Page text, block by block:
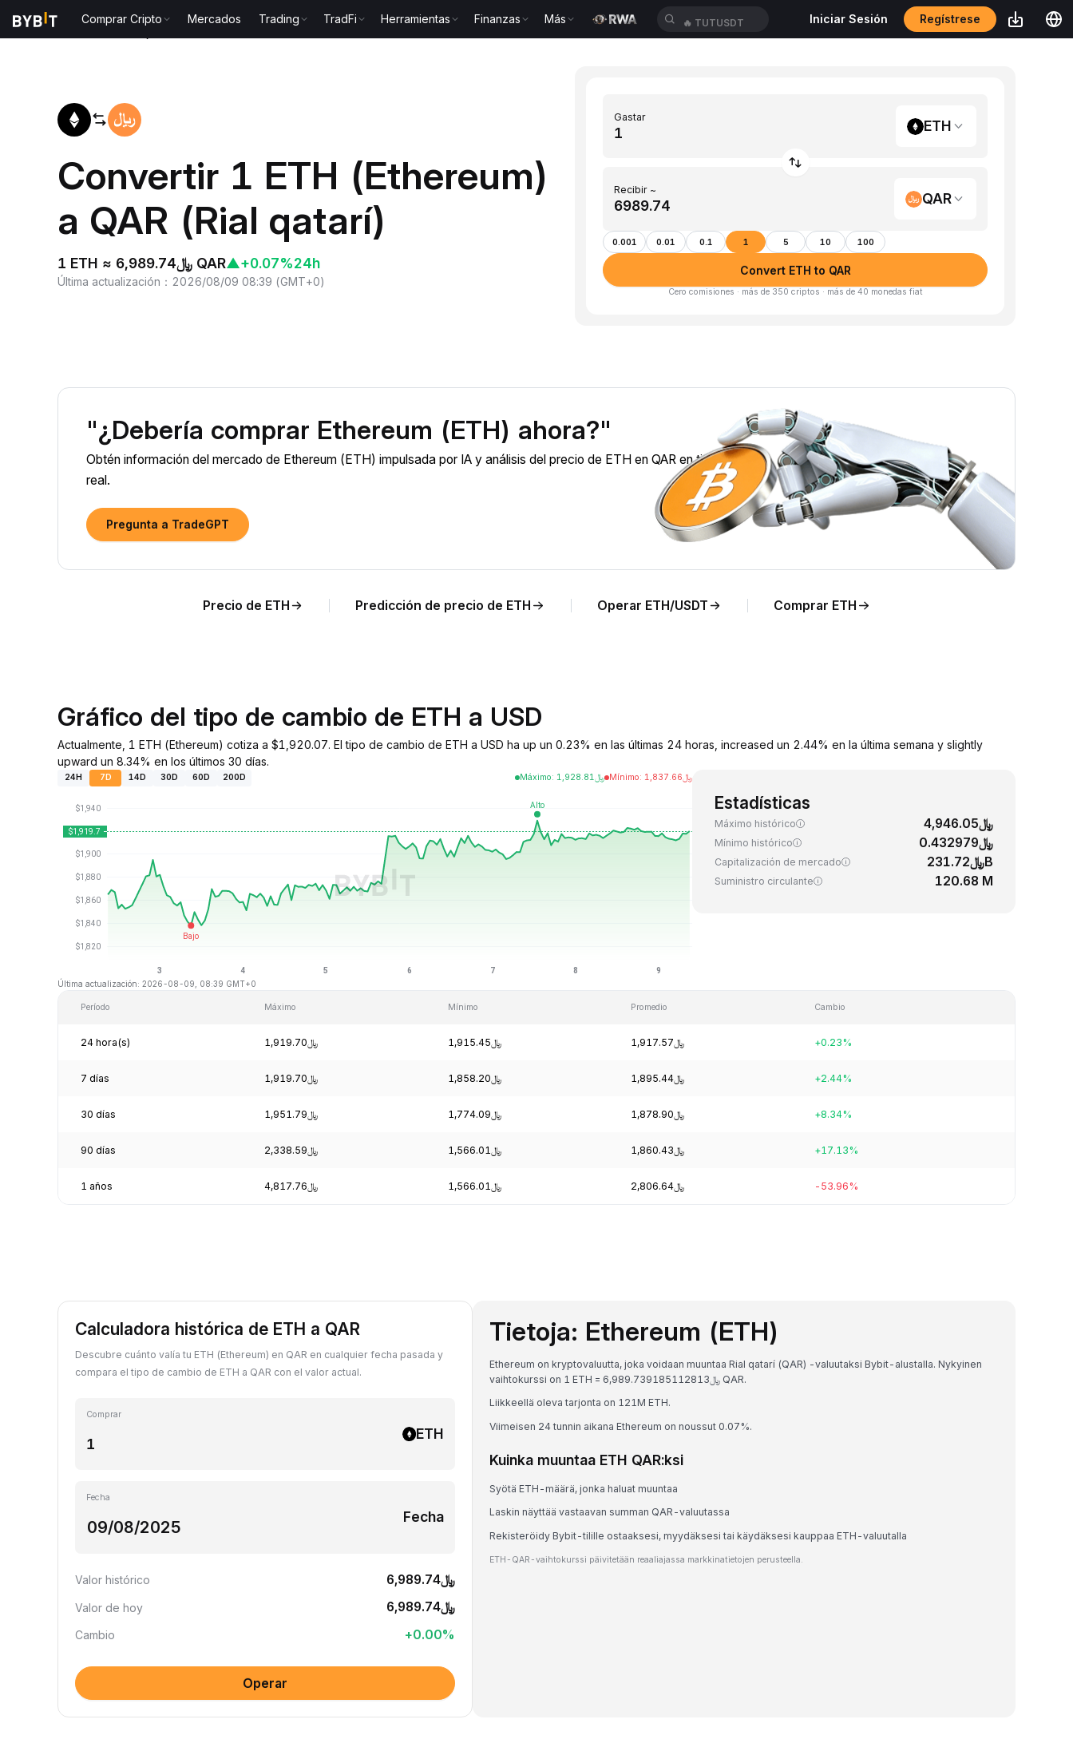
Comprar Cripto Mercados Trading TradFi Herramientas Finanzas Más 🔥 TUTUSDT Iniciar Sesión Regístrese
Convertir 1 ETH (Ethereum)
a QAR (Rial qatarí)
1 ETH ≈ ﷼6,989.74 QAR▲+0.07%24h
Última actualización ： 2026/08/09 08:39 (GMT+0)
Gastar
ETH
Recibir ~
QAR
0.001 0.01 0.1 1 5 10 100
Convert ETH to QAR
Cero comisiones · más de 350 criptos · más de 40 monedas fiat
"¿Debería comprar Ethereum (ETH) ahora?"
Obtén información del mercado de Ethereum (ETH) impulsada por IA y análisis del precio de ETH en QAR en tiempo
real.
Pregunta a TradeGPT
Precio de ETH Predicción de precio de ETH Operar ETH/USDT Comprar ETH
Gráfico del tipo de cambio de ETH a USD
Actualmente, 1 ETH (Ethereum) cotiza a $1,920.07. El tipo de cambio de ETH a USD ha up un 0.23% en las últimas 24 horas, increased un 2.44% en la última semana y slightly
upward un 8.34% en los últimos 30 días.
24H 7D 14D 30D 60D 200D Máximo: ﷼1,928.81 Mínimo: ﷼1,837.66
Última actualización: 2026-08-09, 08:39 GMT+0
Estadísticas
Máximo histórico ﷼4,946.05
Mínimo histórico ﷼0.432979
Capitalización de mercado ﷼231.72B
Suministro circulante 120.68 M
Período Máximo Mínimo Promedio Cambio
24 hora(s) ﷼1,919.70 ﷼1,915.45 ﷼1,917.57 +0.23%
7 días ﷼1,919.70 ﷼1,858.20 ﷼1,895.44 +2.44%
30 días ﷼1,951.79 ﷼1,774.09 ﷼1,878.90 +8.34%
90 días ﷼2,338.59 ﷼1,566.01 ﷼1,860.43 +17.13%
1 años ﷼4,817.76 ﷼1,566.01 ﷼2,806.64 -53.96%
Calculadora histórica de ETH a QAR
Descubre cuánto valía tu ETH (Ethereum) en QAR en cualquier fecha pasada y
compara el tipo de cambio de ETH a QAR con el valor actual.
Comprar
ETH
Fecha
Fecha
Valor histórico ﷼6,989.74
Valor de hoy ﷼6,989.74
Cambio +0.00%
Operar
Tietoja: Ethereum (ETH)
Ethereum on kryptovaluutta, joka voidaan muuntaa Rial qatarí (QAR) -valuutaksi Bybit-alustalla. Nykyinen
vaihtokurssi on 1 ETH = ﷼6,989.739185112813 QAR.
Liikkeellä oleva tarjonta on 121M ETH.
Viimeisen 24 tunnin aikana Ethereum on noussut 0.07%.
Kuinka muuntaa ETH QAR:ksi
Syötä ETH-määrä, jonka haluat muuntaa
Laskin näyttää vastaavan summan QAR-valuutassa
Rekisteröidy Bybit-tilille ostaaksesi, myydäksesi tai käydäksesi kauppaa ETH-valuutalla
ETH-QAR-vaihtokurssi päivitetään reaaliajassa markkinatietojen perusteella.